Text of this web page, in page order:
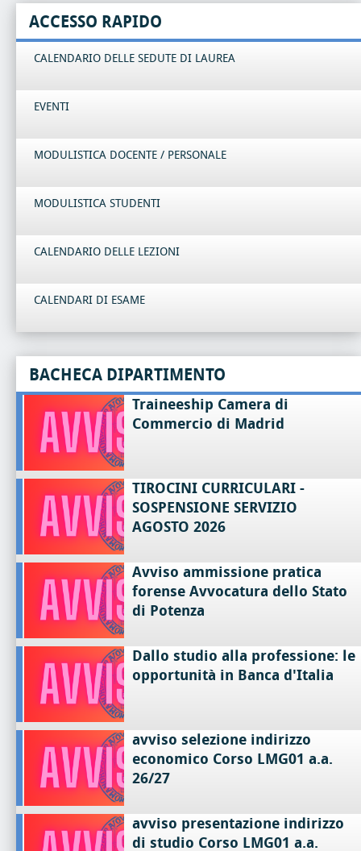
ACCESSO RAPIDO
CALENDARIO DELLE SEDUTE DI LAUREA
EVENTI
MODULISTICA DOCENTE / PERSONALE
MODULISTICA STUDENTI
CALENDARIO DELLE LEZIONI
CALENDARI DI ESAME
BACHECA DIPARTIMENTO
Traineeship Camera di
Commercio di Madrid
TIROCINI CURRICULARI -
SOSPENSIONE SERVIZIO
AGOSTO 2026
Avviso ammissione pratica
forense Avvocatura dello Stato
di Potenza
Dallo studio alla professione: le
opportunità in Banca d'Italia
avviso selezione indirizzo
economico Corso LMG01 a.a.
26/27
avviso presentazione indirizzo
di studio Corso LMG01 a.a.